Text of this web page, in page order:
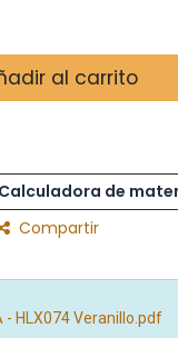
al carrito
de
Compartir
- HLX074 Veranillo.pdf